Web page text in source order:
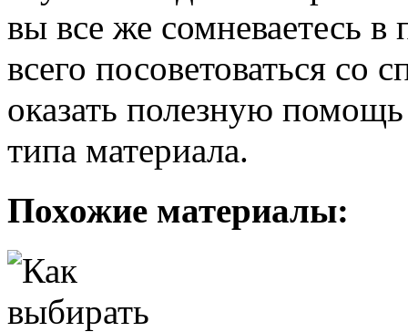
вы все же сомневаетесь
всего посоветоваться со
оказать полезную
типа материала.
Похожие материалы: